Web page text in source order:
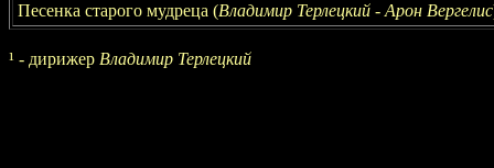
Песенка старого мудреца (Владимир Терлецкий - Арон Вергелис
¹ - дирижер Владимир Терлецкий